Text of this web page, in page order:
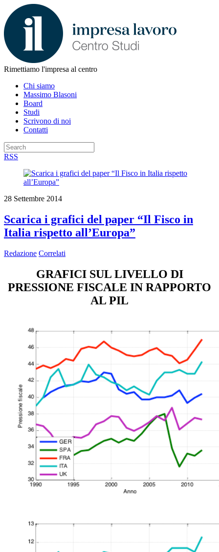
Rimettiamo l'impresa al centro
Chi siamo
Massimo Blasoni
Board
Studi
Scrivono di noi
Contatti
RSS
28 Settembre 2014
Scarica i grafici del paper “Il Fisco in
Italia rispetto all’Europa”
Redazione Correlati
GRAFICI SUL LIVELLO DI
PRESSIONE FISCALE IN RAPPORTO
AL PIL